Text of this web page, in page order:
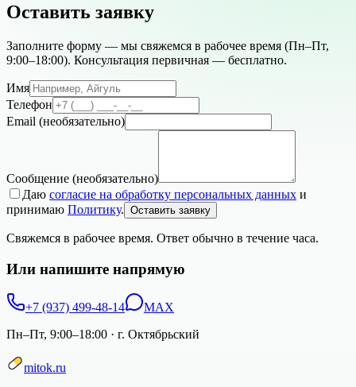
Оставить заявку
Заполните форму — мы свяжемся в рабочее время (Пн–Пт,
9:00–18:00). Консультация первичная — бесплатно.
Имя
Телефон
Email (необязательно)
Сообщение (необязательно)
Даю согласие на обработку персональных данных и
принимаю Политику. Оставить заявку
Свяжемся в рабочее время. Ответ обычно в течение часа.
Или напишите напрямую
+7 (937) 499-48-14
MAX
Пн–Пт, 9:00–18:00 · г. Октябрьский
mitok.ru